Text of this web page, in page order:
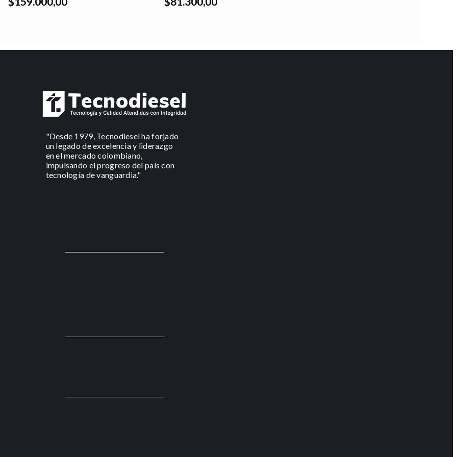
"Desde 1979, Tecnodiesel ha forjado
un legado de excelencia y liderazgo
en el mercado colombiano,
impulsando el progreso del país con
tecnología de vanguardia."